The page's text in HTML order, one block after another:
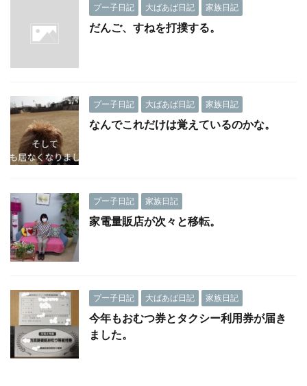
プー子日記 大ばあば日記 家族日記
だんご、すねを打撲する。
プー子日記 大ばあば日記 家族日記
なんでこれだけは覚えているのかな。
プー子日記 家族日記
家電量販店が次々と移転。
プー子日記 大ばあば日記 家族日記
今年もおむつ券とタクシー利用券が届き
ました。